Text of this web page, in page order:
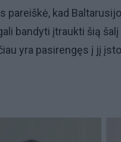
pareiškė, kad
bandyti įtraukti šią
yra pasirengęs į jį